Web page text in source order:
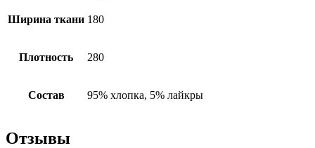
Ширина ткани 180
Плотность 280
Состав 95% хлопка, 5% лайкры
Отзывы